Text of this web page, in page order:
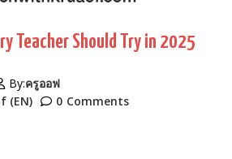
Teacher Should Try in 2025
By:ครูออฟ
(EN)
0 Comments